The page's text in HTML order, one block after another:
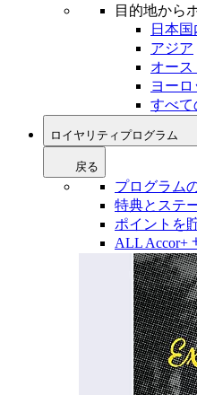
目的地から
日本国
アジア
オー
ヨーロ
すべて
ロイヤリティプログラム
戻る
プログラム
特典とステ
ポイントを
ALL Accor+